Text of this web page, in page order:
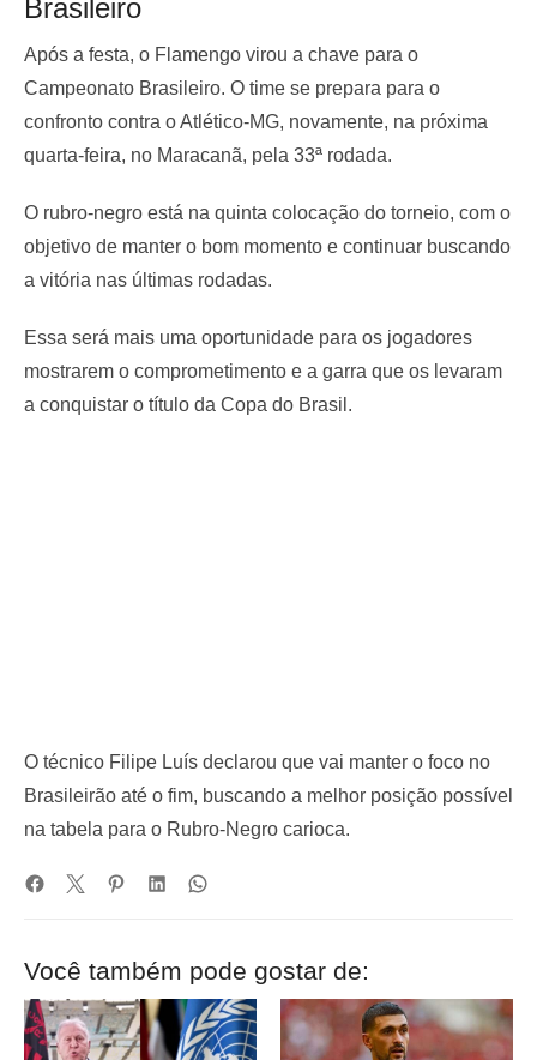
Brasileiro
Após a festa, o Flamengo virou a chave para o
Campeonato Brasileiro. O time se prepara para o
confronto contra o Atlético-MG, novamente, na próxima
quarta-feira, no Maracanã, pela 33ª rodada.
O rubro-negro está na quinta colocação do torneio, com o
objetivo de manter o bom momento e continuar buscando
a vitória nas últimas rodadas.
Essa será mais uma oportunidade para os jogadores
mostrarem o comprometimento e a garra que os levaram
a conquistar o título da Copa do Brasil.
O técnico Filipe Luís declarou que vai manter o foco no
Brasileirão até o fim, buscando a melhor posição possível
na tabela para o Rubro-Negro carioca.
Você também pode gostar de: